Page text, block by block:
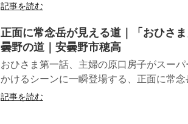
記事を読む
正面に常念岳が見える道｜「おひさ
曇野の道｜安曇野市穂高
おひさま第一話、主婦の原口房子がスー
かけるシーンに一瞬登場する、正面に常
記事を読む